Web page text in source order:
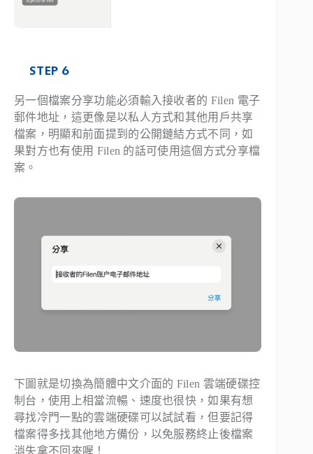
STEP 6
另一個檔案分享功能必須輸入接收者的 Filen 電子
郵件地址，這更像是以私人方式和其他用戶共享
檔案，明顯和前面提到的公開鏈結方式不同，如
果對方也有使用 Filen 的話可使用這個方式分享檔
案。
下圖就是切換為簡體中文介面的 Filen 雲端硬碟控
制台，使用上相當流暢、速度也很快，如果有想
尋找冷門一點的雲端硬碟可以試試看，但要記得
檔案得多找其他地方備份，以免服務終止後檔案
消失拿不回來喔！